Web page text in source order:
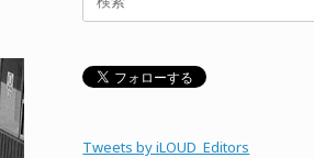
Tweets by iLOUD_Editors